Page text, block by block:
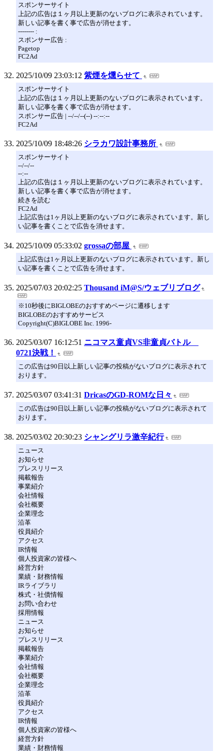
スポンサーサイト
上記の広告は１ヶ月以上更新のないブログに表示されています。
新しい記事を書く事で広告が消せます。
-------- :
スポンサー広告 :
Pagetop
FC2Ad
2025/10/09 23:03:12 紫煙を燻らせて
スポンサーサイト
上記の広告は１ヶ月以上更新のないブログに表示されています。
新しい記事を書く事で広告が消せます。
スポンサー広告 | --/--/--(--) --:--:--
FC2Ad
2025/10/09 18:48:26 シラカワ設計事務所
スポンサーサイト
--/--/--
--:--
上記の広告は１ヶ月以上更新のないブログに表示されています。
新しい記事を書く事で広告が消せます。
続きを読む
FC2Ad
上記広告は1ヶ月以上更新のないブログに表示されています。新し
い記事を書くことで広告を消せます。
2025/10/09 05:33:02 grossaの部屋
上記広告は1ヶ月以上更新のないブログに表示されています。新し
い記事を書くことで広告を消せます。
2025/07/03 20:02:25 Thousand iM@S/ウェブリブログ
※10秒後にBIGLOBEのおすすめページに遷移します
BIGLOBEのおすすめサービス
Copyright(C)BIGLOBE Inc. 1996-
2025/03/07 16:12:51 ニコマス童貞VS非童貞バトル
0721決戦！
この広告は90日以上新しい記事の投稿がないブログに表示されて
おります。
2025/03/07 03:41:31 DricasのGD-ROMな日々
この広告は90日以上新しい記事の投稿がないブログに表示されて
おります。
2025/03/02 20:30:23 シャングリラ激辛紀行
ニュース
お知らせ
プレスリリース
掲載報告
事業紹介
会社情報
会社概要
企業理念
沿革
役員紹介
アクセス
IR情報
個人投資家の皆様へ
経営方針
業績・財務情報
IRライブラリ
株式・社債情報
お問い合わせ
採用情報
ニュース
お知らせ
プレスリリース
掲載報告
事業紹介
会社情報
会社概要
企業理念
沿革
役員紹介
アクセス
IR情報
個人投資家の皆様へ
経営方針
業績・財務情報